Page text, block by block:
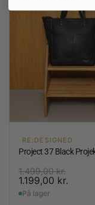
RE:DESIGNED
Project 37 Black
1.499,00kr.
1.199,00 kr.
På lager